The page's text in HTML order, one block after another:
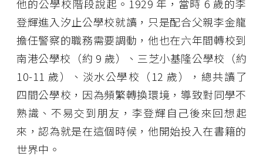
他的公學校階段說起。1929 年，當時 6 歲的李
登輝進入汐止公學校就讀，只是配合父親李金龍
擔任警察的職務需要調動，他也在六年間轉校到
南港公學校（約 9 歲）、三芝小基隆公學校（約
10-11 歲）、淡水公學校（12 歲），總共讀了
四間公學校，因為頻繁轉換環境，導致對同學不
熟識、不易交到朋友，李登輝自己後來回想起
來，認為就是在這個時候，他開始投入在書籍的
世界中。